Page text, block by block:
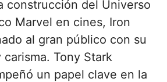
construcción del Universo
Marvel en cines, Iron
al gran público con su
Tony Stark
un papel clave en la